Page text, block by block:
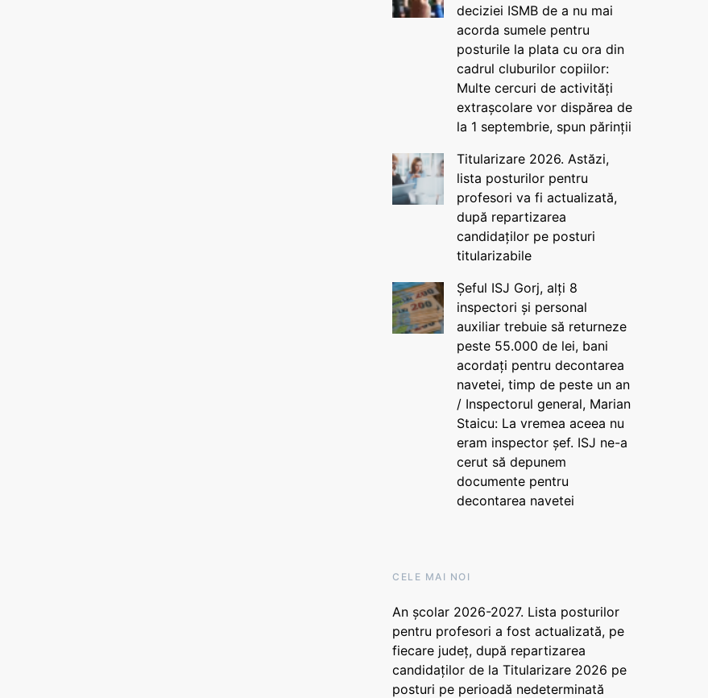
deciziei ISMB de a nu mai
acorda sumele pentru
posturile la plata cu ora din
cadrul cluburilor copiilor:
Multe cercuri de activități
extrașcolare vor dispărea de
la 1 septembrie, spun părinții
Titularizare 2026. Astăzi,
lista posturilor pentru
profesori va fi actualizată,
după repartizarea
candidaților pe posturi
titularizabile
Șeful ISJ Gorj, alți 8
inspectori și personal
auxiliar trebuie să returneze
peste 55.000 de lei, bani
acordați pentru decontarea
navetei, timp de peste un an
/ Inspectorul general, Marian
Staicu: La vremea aceea nu
eram inspector șef. ISJ ne-a
cerut să depunem
documente pentru
decontarea navetei
CELE MAI NOI
An școlar 2026-2027. Lista posturilor
pentru profesori a fost actualizată, pe
fiecare județ, după repartizarea
candidaților de la Titularizare 2026 pe
posturi pe perioadă nedeterminată